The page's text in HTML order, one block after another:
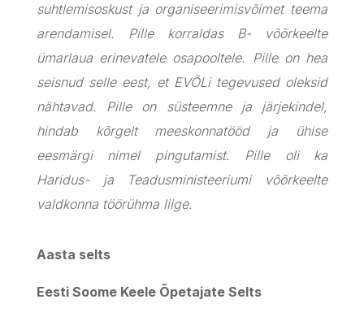
suhtlemisoskust ja organiseerimisvõimet teema
arendamisel. Pille korraldas B- võõrkeelte
ümarlaua erinevatele osapooltele. Pille on hea
seisnud selle eest, et EVÕLi tegevused oleksid
nähtavad. Pille on süsteemne ja järjekindel,
hindab kõrgelt meeskonnatööd ja ühise
eesmärgi nimel pingutamist. Pille oli ka
Haridus- ja Teadusministeeriumi võõrkeelte
valdkonna töörühma liige.
Aasta selts
Eesti Soome Keele Õpetajate Selts